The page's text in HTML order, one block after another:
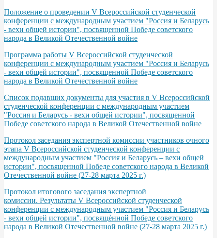
Положение о проведении V Всероссийской студенческой
конференции с международным участием "Россия и Беларусь
- вехи общей истории", посвященной Победе советского
народа в Великой Отечественной войне
Программа работы V Всероссийской студенческой
конференции с международным участием "Россия и Беларусь
- вехи общей истории", посвященной Победе советского
народа в Великой Отечественной войне
Список подавших документы для участия в V Всероссийской
студенческой конференции с международным участием
"Россия и Беларусь - вехи общей истории", посвященной
Победе советского народа в Великой Отечественной войне
Протокол заседания экспертной комиссии участников очного
этапа V Всероссийской студенческой конференции с
международным участием "Россия и Беларусь – вехи общей
истории", посвященной Победе советского народа в Великой
Отечественной войне (27-28 марта 2025 г.)
Протокол итогового заседания экспертной
комиссии. Результаты V Всероссийской студенческой
конференции с международным участием "Россия и Беларусь
- вехи общей истории", посвящѐнной Победе советского
народа в Великой Отечественной войне (27-28 марта 2025 г.)